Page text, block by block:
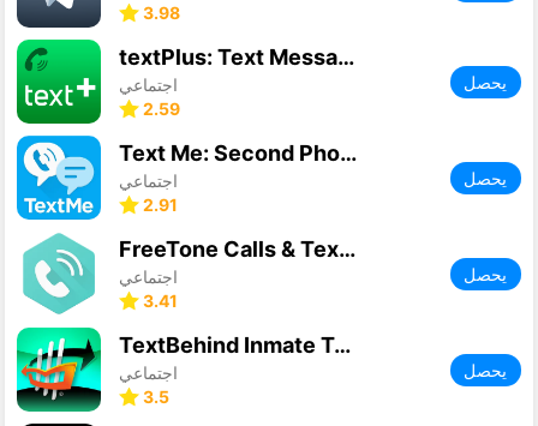
3.98
textPlus: Text Message + Call
اجتماعي
2.59
يحصل
Text Me: Second Phone Number
اجتماعي
2.91
يحصل
FreeTone Calls & Texting
اجتماعي
3.41
يحصل
TextBehind Inmate Texting App
اجتماعي
3.5
يحصل